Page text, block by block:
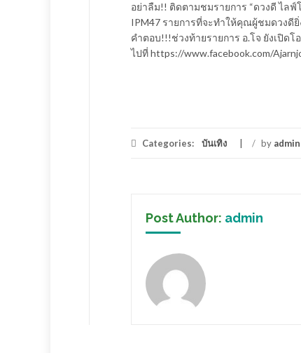
อย่าลืม!! ติดตามชมรายการ “ดวงดี ไลฟ์
IPM47 รายการที่จะทำให้คุณผู้ชมดวงดี
คำตอบ!!!ช่วงท้ายรายการ อ.โจ ยังเปิด
ไปที่ https://www.facebook.com/
Categories: บันเทิง / by admin
Post Author: admin